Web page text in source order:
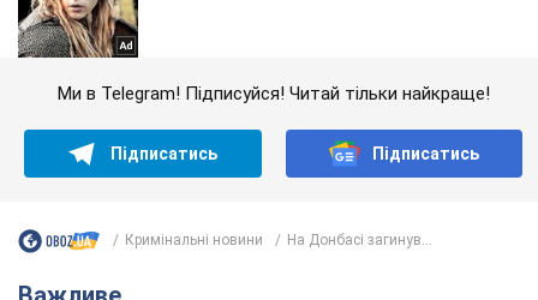
Ми в Telegram! Підписуйся! Читай тільки найкраще!
Підписатись Підписатись
Кримінальні новини На Донбасі загинув...